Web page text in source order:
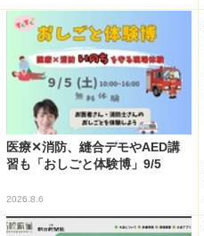
医療✕消防、縫合デモやAED講
習も「おしごと体験博」9/5
2026.8.6